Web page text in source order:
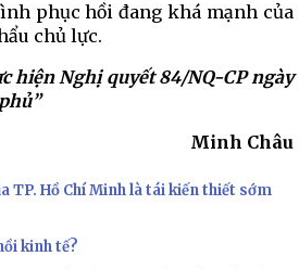
phục hồi đang khá mạnh của
chủ lực.
hiện Nghị quyết 84/NQ-CP ngày
Minh Châu
TP. Hồ Chí Minh là tái kiến thiết sớm
kinh tế?